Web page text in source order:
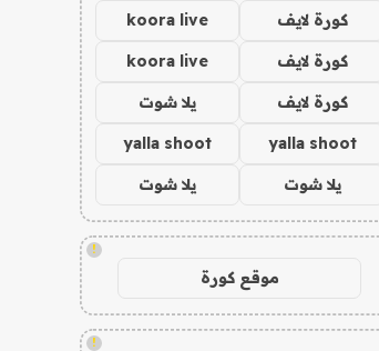
كورة لايف koora live
كورة لايف koora live
كورة لايف يلا شوت
yalla shoot
yalla shoot
يلا شوت يلا شوت
!
موقع كورة
!